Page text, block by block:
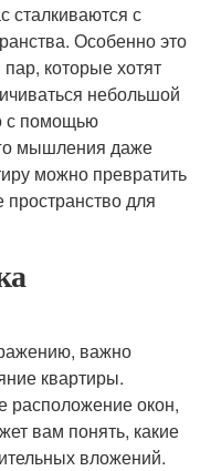
сталкиваются с
Особенно это
которые хотят
небольшой
с помощью
мышления даже
можно превратить
для
важно
квартиры.
расположение окон,
вам понять, какие
вложений.